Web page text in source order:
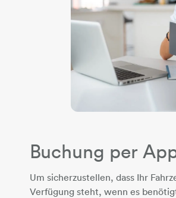
​​​​​​​Buchung per
Um sicherzustellen, dass Ihr
Verfügung steht, wenn es